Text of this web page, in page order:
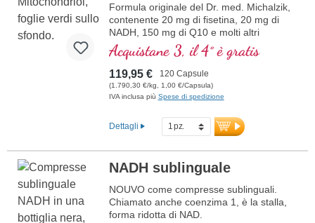
Formula originale del Dr. med. Michalzik,
contenente 20 mg di fisetina, 20 mg di
NADH, 150 mg di Q10 e molti altri
importanti agenti mitocondriali. Con
l'enhancer di biodisponibilità D-Pinitol.
Guscio delle capsule vegano, senza PEG
e carragenina, e sigillo privo di alluminio,
attivatore mitocondriale PGC-1α, senza
esperienza in sostanze vitali e oltre 20
anni di esperienza produttiva.
Acquistane 3, il 4° è gratis
119,95 € 120 Capsule
(1.790,30 €/kg, 1,00 €/Capsula)
IVA inclusa più Spese di spedizione
Dettagli
NADH sublinguale
NOUVO come compresse sublinguali.
Chiamato anche coenzima 1, è la stalla,
forma ridotta di NAD.